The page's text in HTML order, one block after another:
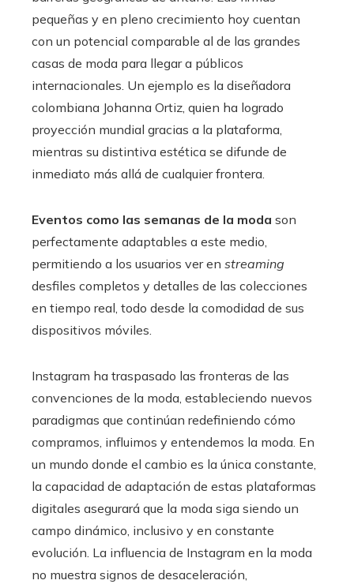
pequeñas y en pleno crecimiento hoy cuentan
con un potencial comparable al de las grandes
casas de moda para llegar a públicos
internacionales. Un ejemplo es la diseñadora
colombiana Johanna Ortiz, quien ha logrado
proyección mundial gracias a la plataforma,
mientras su distintiva estética se difunde de
inmediato más allá de cualquier frontera.
Eventos como las semanas de la moda son
perfectamente adaptables a este medio,
permitiendo a los usuarios ver en streaming
desfiles completos y detalles de las colecciones
en tiempo real, todo desde la comodidad de sus
dispositivos móviles.
Instagram ha traspasado las fronteras de las
convenciones de la moda, estableciendo nuevos
paradigmas que continúan redefiniendo cómo
compramos, influimos y entendemos la moda. En
un mundo donde el cambio es la única constante,
la capacidad de adaptación de estas plataformas
digitales asegurará que la moda siga siendo un
campo dinámico, inclusivo y en constante
evolución. La influencia de Instagram en la moda
no muestra signos de desaceleración,